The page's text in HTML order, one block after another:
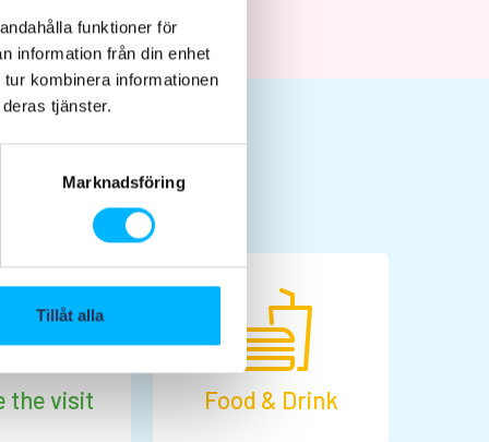
funktioner för
information från din enhet
kombinera informationen
tjänster.
Marknadsföring
Tillåt alla
the visit Food & Drink